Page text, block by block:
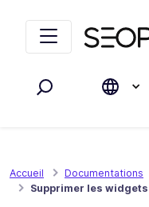
Rechercher
Accueil Documentations
Supprimer les